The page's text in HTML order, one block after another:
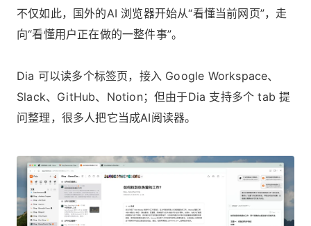
不仅如此，国外的AI 浏览器开始从“看懂当前网页”，走
向“看懂用户正在做的一整件事”。
Dia 可以读多个标签页，接入 Google Workspace、
Slack、GitHub、Notion；但由于Dia 支持多个 tab 提
问整理，很多人把它当成AI阅读器。